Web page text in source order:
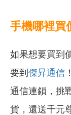
手機哪裡買
如果想要買到
要到 傑昇通信
通信連鎖，挑
貨，還送千元